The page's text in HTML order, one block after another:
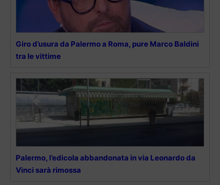
Giro d’usura da Palermo a Roma, pure Marco Baldini
tra le vittime
Palermo, l’edicola abbandonata in via Leonardo da
Vinci sarà rimossa